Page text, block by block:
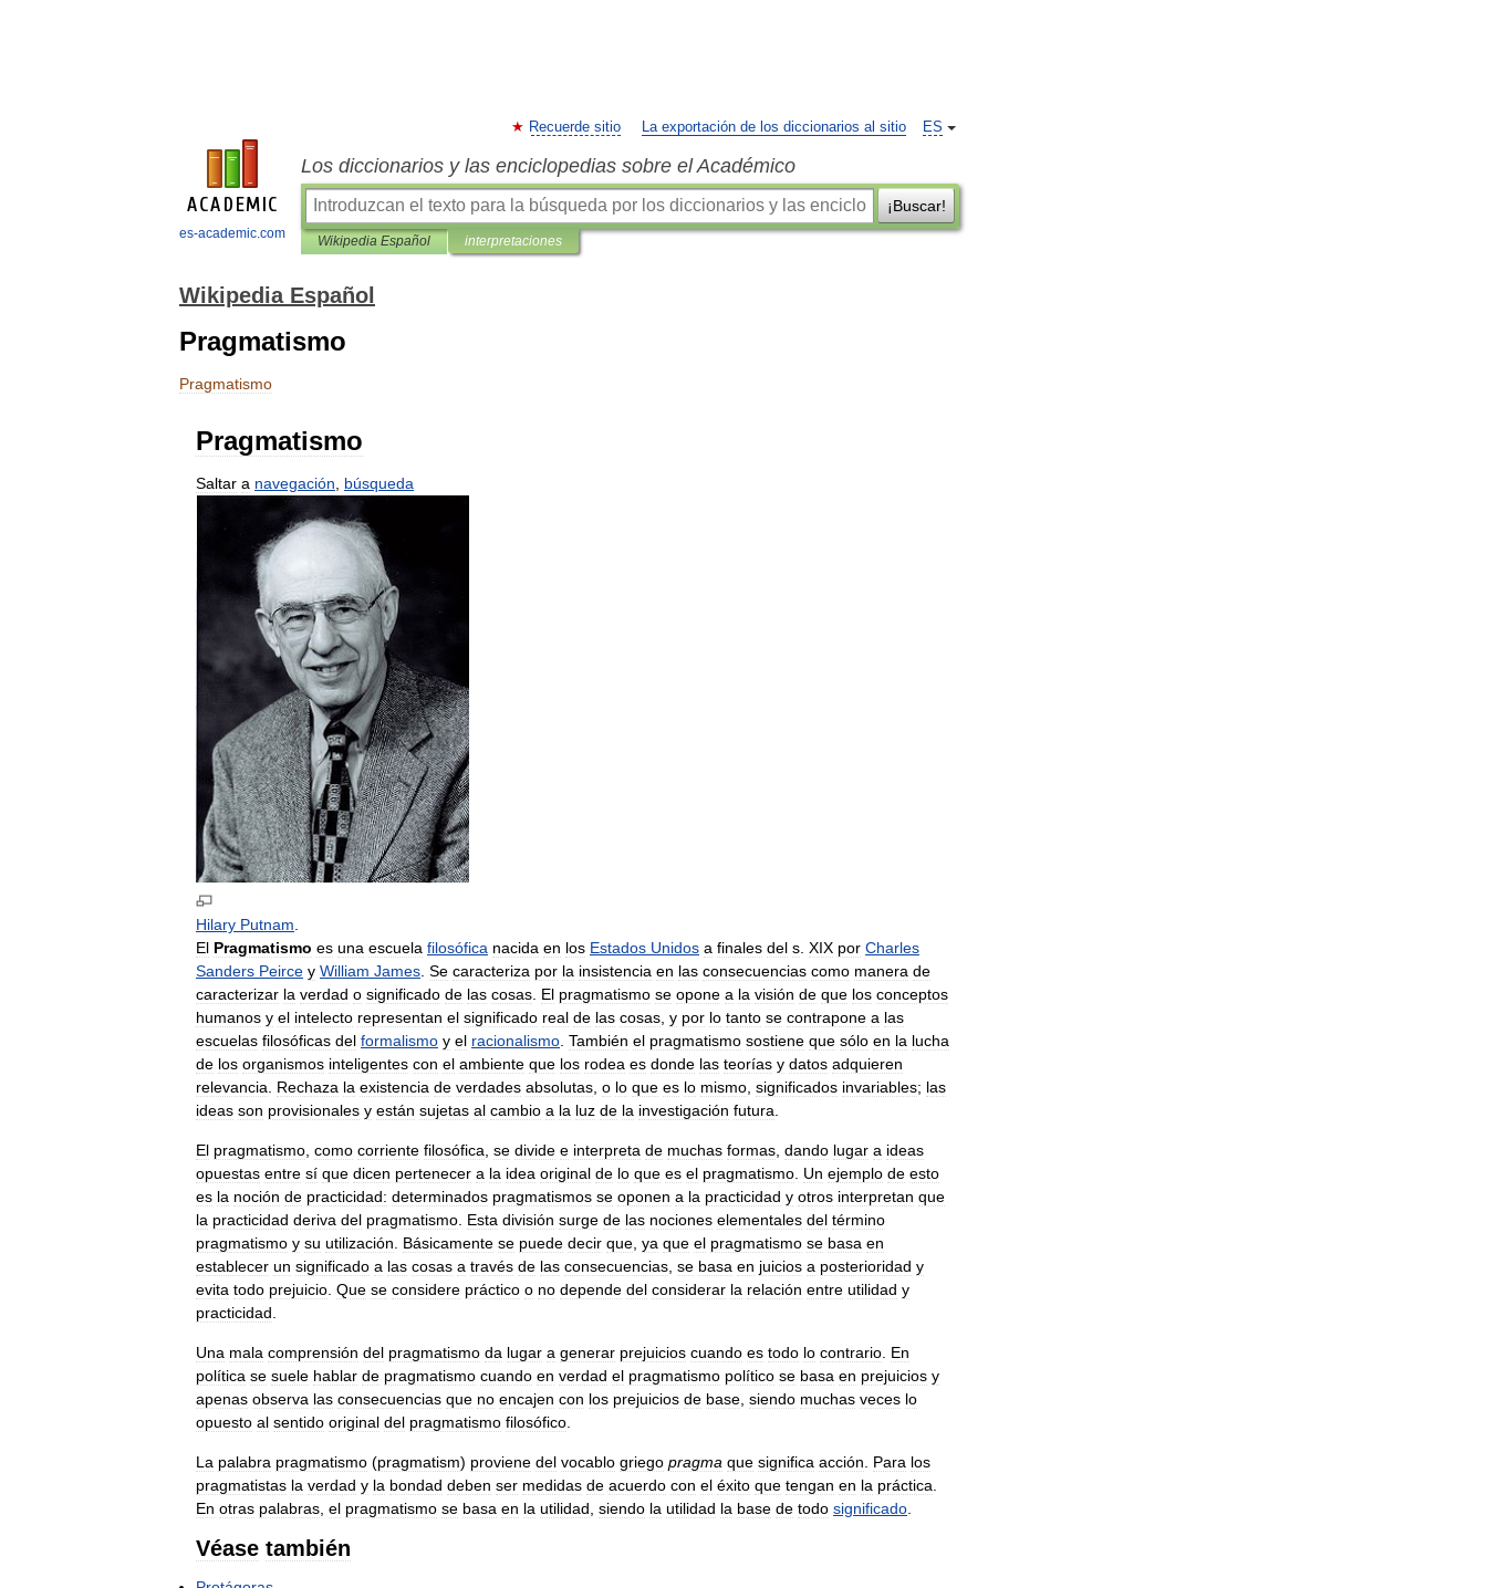
es-academic.com
ES
Recuerde sitio La exportación de los diccionarios al sitio
Los diccionarios y las enciclopedias sobre el Académico
¡Buscar!
Wikipedia Español interpretaciones
Wikipedia Español
Pragmatismo
Pragmatismo
Pragmatismo
Saltar a navegación búsqueda
Hilary Putnam
El Pragmatismo es una escuela filosófica nacida en los Estados Unidos a finales del s XIX por Charles
Sanders Peirce y William James Se caracteriza por la insistencia en las consecuencias como manera de
caracterizar la verdad o significado de las cosas El pragmatismo se opone a la visión de que los conceptos
humanos y el intelecto representan el significado real de las cosas y por lo tanto se contrapone a las
escuelas filosóficas del formalismo y el racionalismo También el pragmatismo sostiene que sólo en la lucha
de los organismos inteligentes con el ambiente que los rodea es donde las teorías y datos adquieren
relevancia
Rechaza la existencia de verdades absolutas o lo que es lo mismo significados invariables; las
ideas son provisionales y están sujetas al cambio a la luz de la investigación futura
El pragmatismo como corriente filosófica se divide e interpreta de muchas formas dando lugar a ideas
opuestas entre sí que dicen pertenecer a la idea original de lo que es el pragmatismo Un ejemplo de esto
es la noción de practicidad: determinados pragmatismos se oponen a la practicidad y otros interpretan que
la practicidad deriva del pragmatismo Esta división surge de las nociones elementales del término
pragmatismo y su utilización Básicamente se puede decir que ya que el pragmatismo se basa en
establecer un significado a las cosas a través de las consecuencias se basa en juicios a posterioridad y
evita todo prejuicio Que se considere práctico o no depende del considerar la relación entre utilidad y
practicidad
Una mala comprensión del pragmatismo da lugar a generar prejuicios cuando es todo lo contrario En
política se suele hablar de pragmatismo cuando en verdad el pragmatismo político se basa en prejuicios y
apenas observa las consecuencias que no encajen con los prejuicios de base siendo muchas veces lo
opuesto al sentido original del pragmatismo filosófico
La palabra pragmatismo (pragmatism) proviene del vocablo griego pragma que significa acción Para los
pragmatistas la verdad y la bondad deben ser medidas de acuerdo con el éxito que tengan en la práctica
En otras palabras el pragmatismo se basa en la utilidad siendo la utilidad la base de todo significado
Véase también